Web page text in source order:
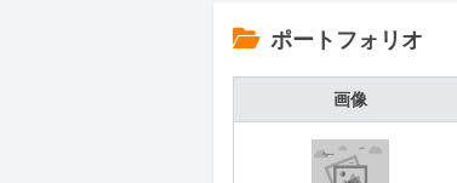
ポートフォリオ
画像